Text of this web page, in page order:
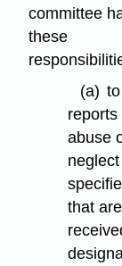
committee
these
(a)
reports
abuse
that are